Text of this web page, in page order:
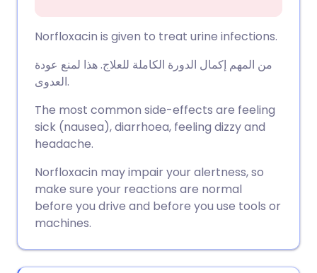
Norfloxacin is given to treat urine infections.
من المهم إكمال الدورة الكاملة للعلاج. هذا لمنع عودة
العدوى.
The most common side-effects are feeling
sick (nausea), diarrhoea, feeling dizzy and
headache.
Norfloxacin may impair your alertness, so
make sure your reactions are normal
before you drive and before you use tools or
machines.